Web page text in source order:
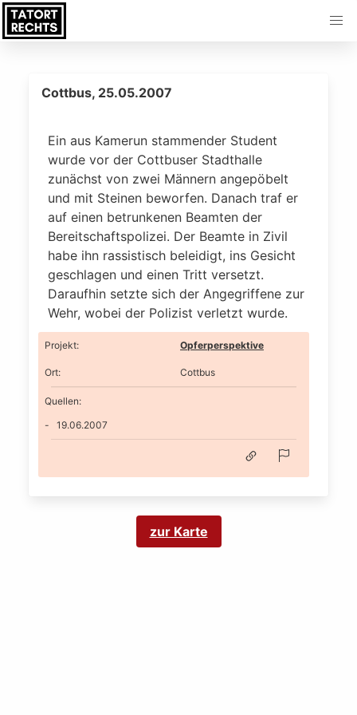
Cottbus, 25.05.2007
Ein aus Kamerun stammender Student
wurde vor der Cottbuser Stadthalle
zunächst von zwei Männern angepöbelt
und mit Steinen beworfen. Danach traf er
auf einen betrunkenen Beamten der
Bereitschaftspolizei. Der Beamte in Zivil
habe ihn rassistisch beleidigt, ins Gesicht
geschlagen und einen Tritt versetzt.
Daraufhin setzte sich der Angegriffene zur
Wehr, wobei der Polizist verletzt wurde.
Projekt: Opferperspektive
Ort: Cottbus
Quellen:
19.06.2007
zur Karte